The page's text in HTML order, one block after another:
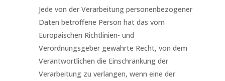
Jede von der Verarbeitung personenbezogener
Daten betroffene Person hat das vom
Europäischen Richtlinien- und
Verordnungsgeber gewährte Recht, von dem
Verantwortlichen die Einschränkung der
Verarbeitung zu verlangen, wenn eine der